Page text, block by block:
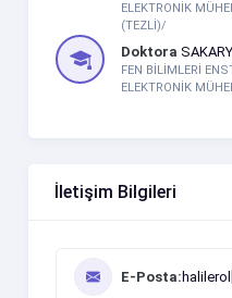
ELEKTRONİK
(TEZLİ)/
Doktora
FEN BİLİMLERİ
ELEKTRONİK
İletişim Bilgileri
E-Posta: